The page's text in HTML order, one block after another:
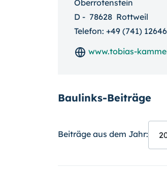
Oberrotenstein
D - 78628 Rottweil
Telefon: +49 (741) 12646
www.tobias-
Baulinks-Beiträge
Beiträge aus dem Jahr: